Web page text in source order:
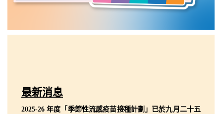
最新消息
2025-26 年度「季節性流感疫苗接種計劃」已於九月二十五